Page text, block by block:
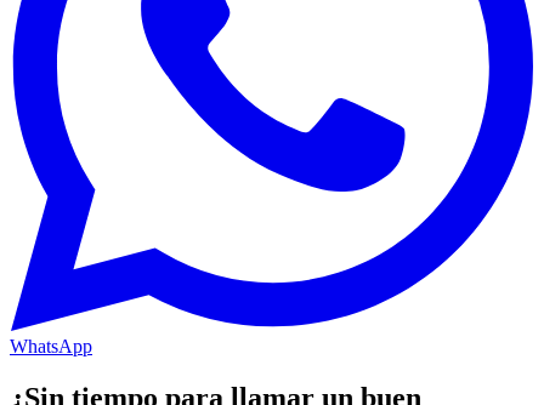
WhatsApp
¿Sin tiempo para llamar un buen